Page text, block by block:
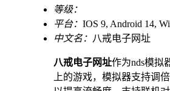
等级：
平台： IOS 9, Android 14,
中文名： 八戒电子网址
八戒电子网址作为nds模拟
上的游戏，模拟器支持调